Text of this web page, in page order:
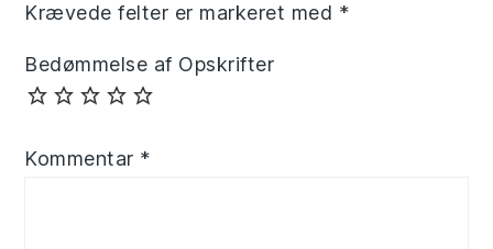
Krævede felter er markeret med *
Bedømmelse af Opskrifter
Kommentar *